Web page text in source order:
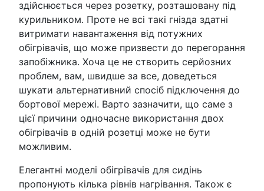
здійснюється через розетку, розташовану під
курильником. Проте не всі такі гнізда здатні
витримати навантаження від потужних
обігрівачів, що може призвести до перегорання
запобіжника. Хоча це не створить серйозних
проблем, вам, швидше за все, доведеться
шукати альтернативний спосіб підключення до
бортової мережі. Варто зазначити, що саме з
цієї причини одночасне використання двох
обігрівачів в одній розетці може не бути
можливим.
Елегантні моделі обігрівачів для сидінь
пропонують кілька рівнів нагрівання. Також є